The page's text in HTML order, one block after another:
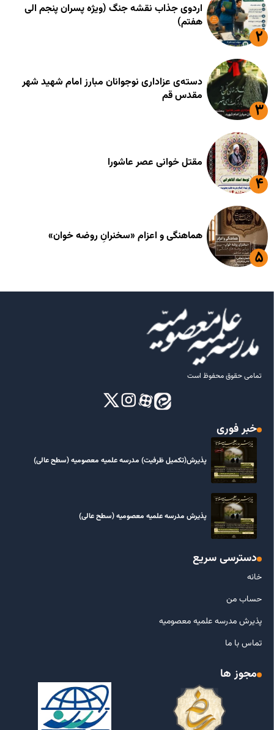
اردوی جذاب نقشه جنگ (ویژه پسران پنجم الی
هفتم)
دسته‌ی عزاداری نوجوانان مبارز امام شهید شهر
مقدس قم
مقتل خوانی عصر عاشورا
هماهنگی و اعزام «سخنرانِ روضه خوان»
تمامی حقوق محفوظ است
خبر فوری
پذیرش(تکمیل ظرفیت) مدرسه علمیه معصومیه‌ (سطح عالی)
پذیرش مدرسه علمیه معصومیه‌ (سطح عالی)
دسترسی سریع
خانه
حساب من
پذیرش مدرسه علمیه معصومیه
تماس با ما
مجوز ها